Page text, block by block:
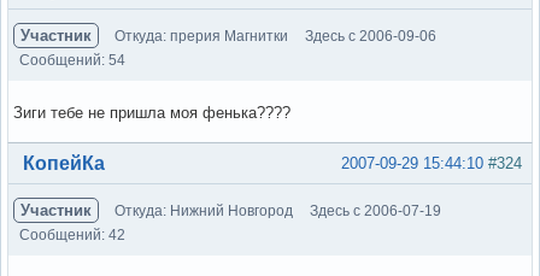
Участник Откуда: прерия Магнитки
Здесь с 2006-09-06
Сообщений: 54
Зиги тебе не пришла моя фенька????
Вне форума #324
2007-09-29 15:44:10
КопейКа
Участник Откуда: Нижний Новгород
Здесь с 2006-07-19
Сообщений: 42